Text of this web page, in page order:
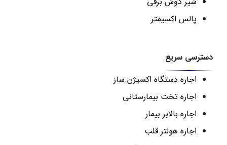
پالس اکسیمتر
دسترسی سریع
اجاره دستگاه اکسیژن ساز
اجاره تخت بیمارستانی
اجاره بالابر بیمار
اجاره هولتر قلب